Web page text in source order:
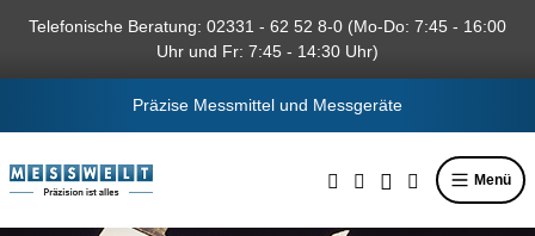
springen
Telefonische Beratung: 02331 - 62 52 8-0 (Mo-Do: 7:45 - 16:00
Uhr und Fr: 7:45 - 14:30 Uhr)
Präzise Messmittel und Messgeräte
Menü